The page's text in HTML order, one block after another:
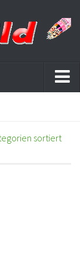
sortiert